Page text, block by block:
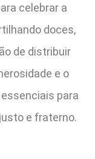
celebrar a
doces,
de distribuir
e o
para
e fraterno.